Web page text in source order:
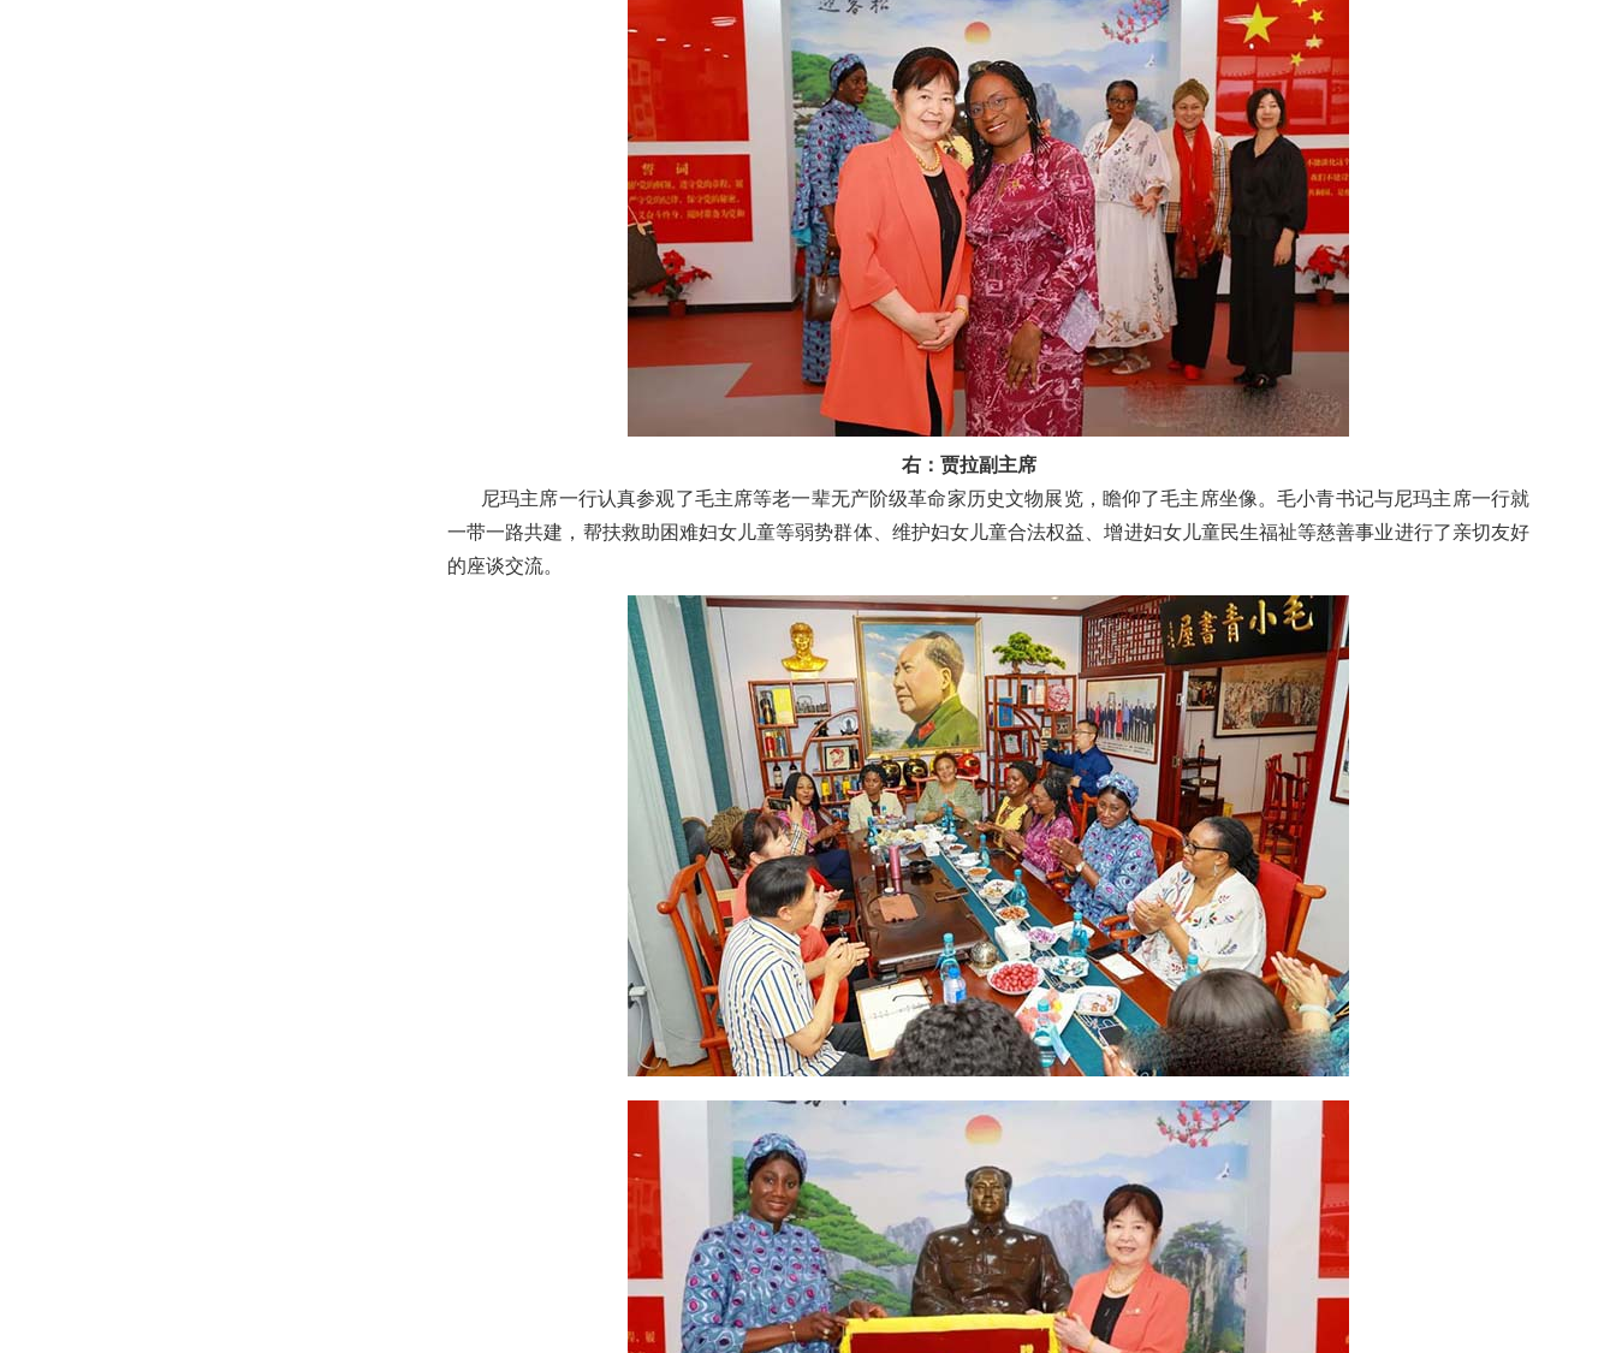
右：贾拉副主席
尼玛主席一行认真参观了毛主席等老一辈无产阶级革命家历史文物展览，瞻仰了毛主席坐像。毛小青书记与尼玛主席一行就
一带一路共建，帮扶救助困难妇女儿童等弱势群体、维护妇女儿童合法权益、增进妇女儿童民生福祉等慈善事业进行了亲切友好
的座谈交流。